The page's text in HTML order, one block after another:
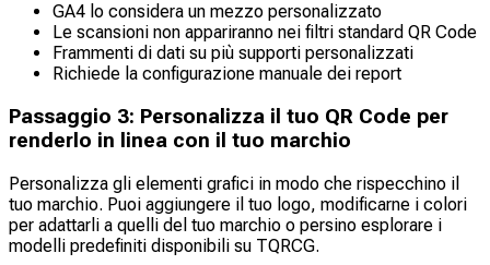
GA4 lo considera un mezzo personalizzato
Le scansioni non appariranno nei filtri standard QR Code
Frammenti di dati su più supporti personalizzati
Richiede la configurazione manuale dei report
Passaggio 3: Personalizza il tuo QR Code per
renderlo in linea con il tuo marchio
Personalizza gli elementi grafici in modo che rispecchino il
tuo marchio. Puoi aggiungere il tuo logo, modificarne i colori
per adattarli a quelli del tuo marchio o persino esplorare i
modelli predefiniti disponibili su TQRCG.